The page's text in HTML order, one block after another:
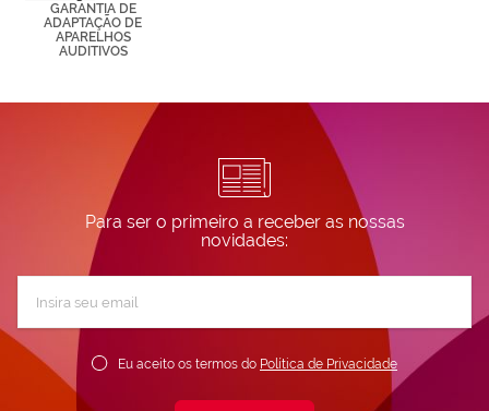
GARANTIA DE
ADAPTAÇÃO DE
APARELHOS
AUDITIVOS
Para ser o primeiro a receber as nossas
novidades:
Newsletter:
Eu aceito os termos do Política de Privacidade